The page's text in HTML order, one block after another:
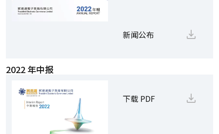
新闻公布
2022 年中报
下载 PDF